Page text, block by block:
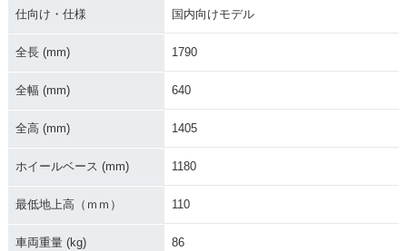
仕向け・仕様 国内向けモデル
全長 (mm) 1790
全幅 (mm) 640
全高 (mm) 1405
ホイールベース (mm) 1180
最低地上高（ｍｍ） 110
車両重量 (kg) 86